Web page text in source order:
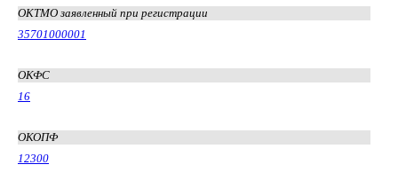
ОКТМО заявленный при регистрации
35701000001
ОКФС
16
ОКОПФ
12300